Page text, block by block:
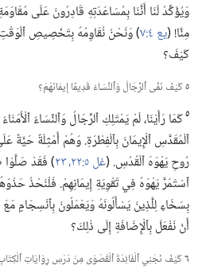
وَيُؤَكِّدُ لَنَا أَنَّنَا بِمُسَاعَدَتِهِ قَادِرُونَ عَلَى
مِنَّا!‏ (‏يع ٤:‏٧
‏)‏ وَنَحْنُ نُقَاوِمُهُ بِتَخْصِيصِ ٱلْوَقْتِ
كَيْفَ؟‏
٥كَيْفَ نَمَّى ٱلرِّجَالُ وَٱلنِّسَاءُ قَدِيمًا إِيمَانَهُمْ؟‏
٥كَمَا رَأَيْنَا،‏ لَمْ يَمْتَلِكِ ٱلرِّجَالُ وَٱلنِّسَاءُ ٱلْأُمَنَاءُ
ٱلْمُقَدَّسِ ٱلْإِيمَانَ بِٱلْفِطْرَةِ.‏ وَهُمْ أَمْثِلَةٌ
رُوحِ يَهْوَهَ ٱلْقُدُسِ.‏ (‏غل ٥:‏​٢٢،‏ ٢٣
‏)‏ فَقَدْ صَلَّوْا
ٱسْتَمَرَّ يَهْوَهُ فِي تَقْوِيَةِ إِيمَانِهِمْ.‏ فَلْنَحْذُ
بِسَخَاءٍ لِلَّذِينَ يَسْأَلُونَهُ وَيَعْمَلُونَ بِٱنْسِجَامٍ
أَنْ نَفْعَلَ بِٱلْإِضَافَةِ إِلَى ذٰلِكَ؟‏
٦كَيْفَ نَجْنِي ٱلْفَائِدَةَ ٱلْقُصْوَى مِنْ دَرْسِ رِوَايَاتِ